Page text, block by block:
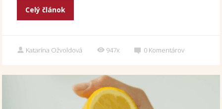
Celý článok
Katarína Ožvoldová 947x 0 Komentárov